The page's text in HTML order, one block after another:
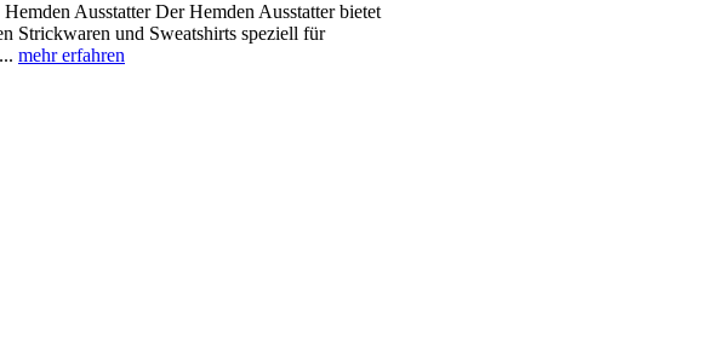
Ausstatter Der Hemden Ausstatter bietet
Strickwaren und Sweatshirts speziell für
mehr erfahren